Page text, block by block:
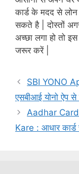
कार्ड के मदद से
सकते है | दोस्तों
अच्छा लगा हो तो
जरूर करें |
SBI YONO
एसबीआई योनो ऐप
Aadhar
Kare : आधार